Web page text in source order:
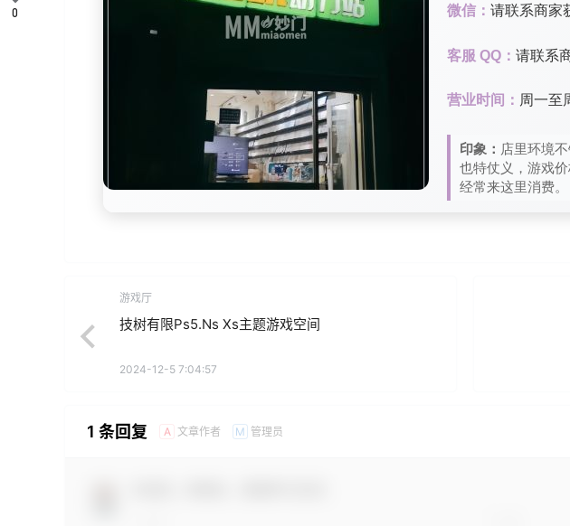
微信： 请联系商家
客服 QQ： 请联系
营业时间： 周一至
印象： 店里环境
也特仗义，游戏
经常来这里消费。
0
游戏厅
技树有限Ps5.Ns Xs主题游戏空间
2024-12-5 7:04:57
1 条回复 A 文章作者 M 管理员